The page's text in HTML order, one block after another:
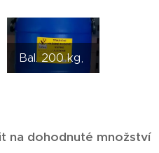
Bal. 200 kg,
na dohodnuté množství